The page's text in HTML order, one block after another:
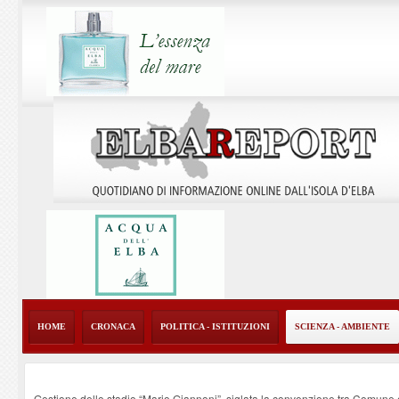
HOME CRONACA POLITICA - ISTITUZIONI SCIENZA - AMBIENTE